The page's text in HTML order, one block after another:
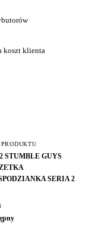
koszt klienta
STUMBLE GUYS
SERIA 2